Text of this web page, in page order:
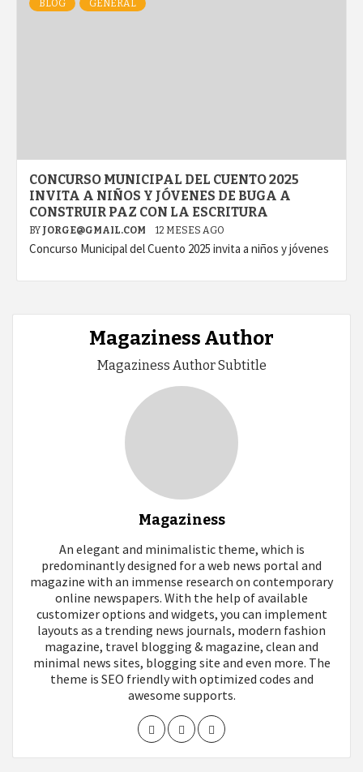
BLOG GENERAL
CONCURSO MUNICIPAL DEL CUENTO 2025
INVITA A NIÑOS Y JÓVENES DE BUGA A
CONSTRUIR PAZ CON LA ESCRITURA
BY JORGE@GMAIL.COM 12 MESES AGO
Concurso Municipal del Cuento 2025 invita a niños y jóvenes
Magaziness Author
Magaziness Author Subtitle
Magaziness
An elegant and minimalistic theme, which is
predominantly designed for a web news portal and
magazine with an immense research on contemporary
online newspapers. With the help of available
customizer options and widgets, you can implement
layouts as a trending news journals, modern fashion
magazine, travel blogging & magazine, clean and
minimal news sites, blogging site and even more. The
theme is SEO friendly with optimized codes and
awesome supports.